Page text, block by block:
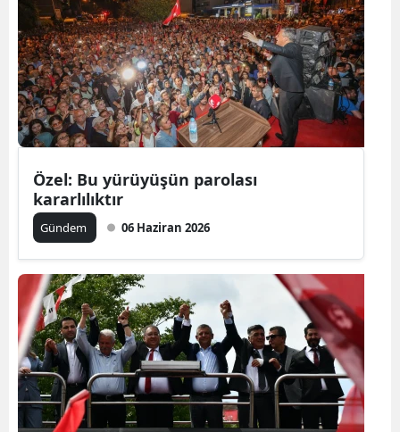
Özel: Bu yürüyüşün parolası
kararlılıktır
Gündem 06 Haziran 2026